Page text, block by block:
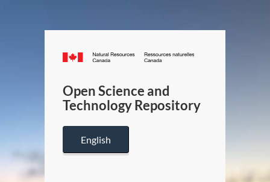
Canada.ca
/
Canada
Open Science and
Technology Repository
English